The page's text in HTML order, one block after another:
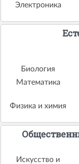
Электроника
Биология
Математика
Физика и химия
Искусство и